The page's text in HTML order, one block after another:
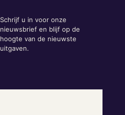
Schrijf u in voor onze
nieuwsbrief en blijf op de
hoogte van de nieuwste
uitgaven.